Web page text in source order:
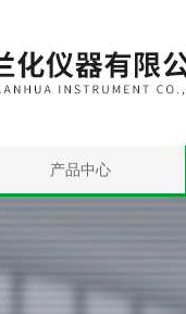
产品中心